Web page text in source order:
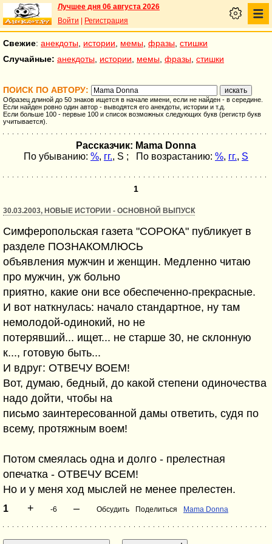
Лучшее дня 06 августа 2026
Войти
Регистрация
Свежие: анекдоты истории мемы фразы стишки
Случайные: анекдоты истории мемы фразы стишки
ПОИСК ПО АВТОРУ:
Образец длиной до 50 знаков ищется в начале имени, если не найден - в середине.
Если найден ровно один автор - выводятся его анекдоты, истории и т.д.
Если больше 100 - первые 100 и список возможных следующих букв (регистр букв
учитывается).
Рассказчик: Mama Donna
По убыванию: %, гг., S ; По возрастанию: %, гг., S
1
30.03.2003, НОВЫЕ ИСТОРИИ - ОСНОВНОЙ ВЫПУСК
Симферопольская газета "СОРОКА" публикует в
разделе ПОЗНАКОМЛЮСЬ
объявления мужчин и женщин. Медленно читаю
про мужчин, уж больно
приятно, какие они все обеспеченно-прекрасные.
И вот наткнулась: начало стандартное, ну там
немолодой-одинокий, но не
потерявший... ищет... не старше 30, не склонную
к..., готовую быть...
И вдруг: ОТВЕЧУ ВОЕМ!
Вот, думаю, бедный, до какой степени одиночества
надо дойти, чтобы на
письмо заинтересованной дамы ответить, судя по
всему, протяжным воем!
Потом смеялась одна и долго - прелестная
опечатка - ОТВЕЧУ ВСЕМ!
Но и у меня ход мыслей не менее прелестен.
1 + -6 – Обсудить Поделиться Mama Donna